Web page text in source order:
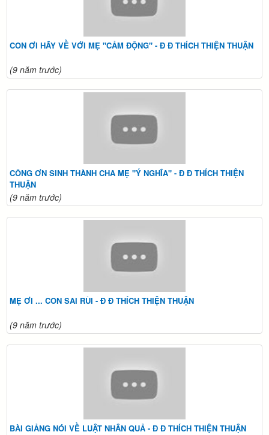
CON ƠI HÃY VỀ VỚI MẸ "CẢM ĐỘNG" - Đ Đ THÍCH THIỆN THUẬN
(9 năm trước)
CÔNG ƠN SINH THÀNH CHA MẸ "Ý NGHĨA" - Đ Đ THÍCH THIỆN
THUẬN
(9 năm trước)
MẸ ƠI ... CON SAI RÙI - Đ Đ THÍCH THIỆN THUẬN
(9 năm trước)
BÀI GIẢNG NÓI VỀ LUẬT NHÂN QUẢ - Đ Đ THÍCH THIỆN THUẬN